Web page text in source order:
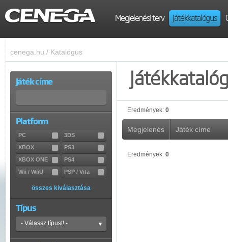
Megjelenési terv Játékkatalógus
cenega.hu / Katalógus
Játék címe
Platform
PC
3DS
XBOX
PS3
XBOX ONE
PS4
Wii / WiiU
PSP / Vita
összes kiválasztása
Típus
Eredmények: 0
Megjelenés Játék címe
Eredmények: 0